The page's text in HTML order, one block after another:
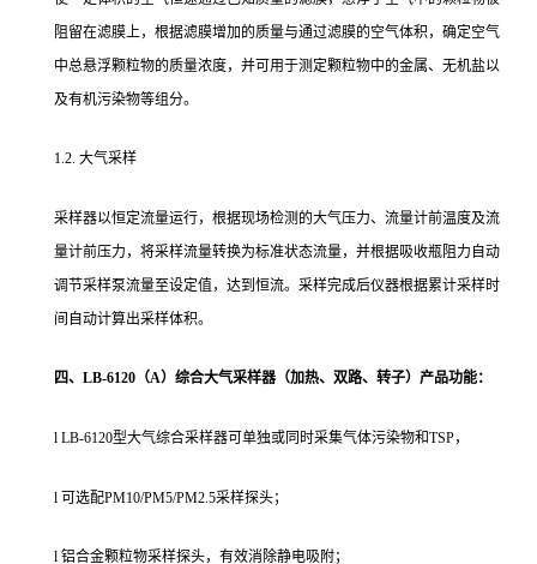
阻留在滤膜上，根据滤膜增加的质量与通过滤膜的空气体积，确定空气
中总悬浮颗粒物的质量浓度，并可用于测定颗粒物中的金属、无机盐以
及有机污染物等组分。
1.2. 大气采样
采样器以恒定流量运行，根据现场检测的大气压力、流量计前温度及流
量计前压力，将采样流量转换为标准状态流量，并根据吸收瓶阻力自动
调节采样泵流量至设定值，达到恒流。采样完成后仪器根据累计采样时
间自动计算出采样体积。
四、LB-6120（A）综合大气采样器（加热、双路、转子）产品功能：
l LB-6120型大气综合采样器可单独或同时采集气体污染物和TSP，
l 可选配PM10/PM5/PM2.5采样探头；
l 铝合金颗粒物采样探头，有效消除静电吸附；